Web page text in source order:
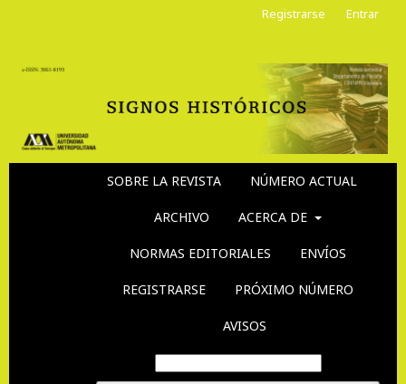
SOBRE LA REVISTA NÚMERO ACTUAL
ARCHIVO ACERCA DE
NORMAS EDITORIALES ENVÍOS
REGISTRARSE PRÓXIMO NÚMERO
AVISOS
Registrarse Entrar